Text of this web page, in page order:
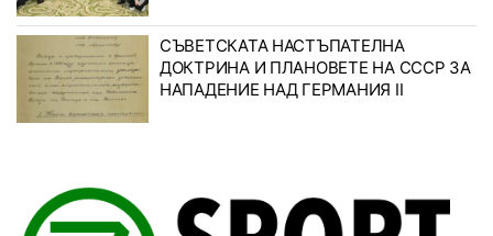
СЪВЕТСКАТА НАСТЪПАТЕЛНА
ДОКТРИНА И ПЛАНОВЕТЕ НА СССР ЗА
НАПАДЕНИЕ НАД ГЕРМАНИЯ II